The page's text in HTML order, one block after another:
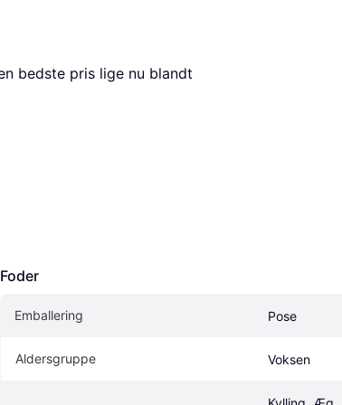
Foder
Emballering Pose
Aldersgruppe Voksen